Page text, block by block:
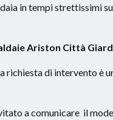
in tempi strettissimi
Ariston Città
richiesta di intervento è
a comunicare il